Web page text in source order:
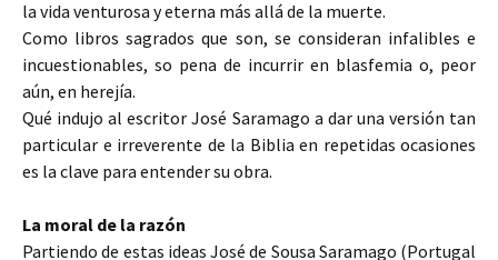
la vida venturosa y eterna más allá de la muerte.
Como libros sagrados que son, se consideran infalibles e
incuestionables, so pena de incurrir en blasfemia o, peor
aún, en herejía.
Qué indujo al escritor José Saramago a dar una versión tan
particular e irreverente de la Biblia en repetidas ocasiones
es la clave para entender su obra.
La moral de la razón
Partiendo de estas ideas José de Sousa Saramago (Portugal